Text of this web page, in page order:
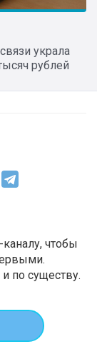
украла
рублей
чтобы
по существу.